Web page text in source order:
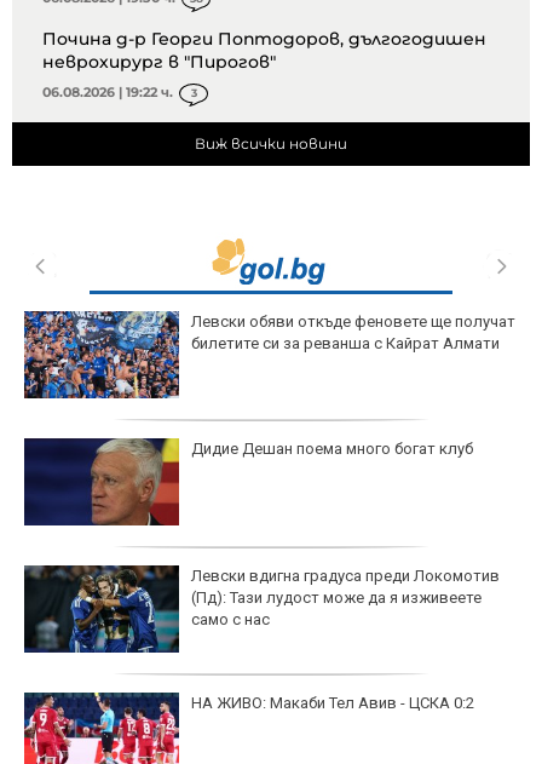
Почина д-р Георги Поптодоров, дългогодишен
неврохирург в "Пирогов"
06.08.2026 | 19:22 ч. 3
Виж всички новини
Левски обяви откъде феновете ще получат
билетите си за реванша с Кайрат Алмати
Дидие Дешан поема много богат клуб
Левски вдигна градуса преди Локомотив
(Пд): Тази лудост може да я изживеете
само с нас
НА ЖИВО: Макаби Тел Авив - ЦСКА 0:2